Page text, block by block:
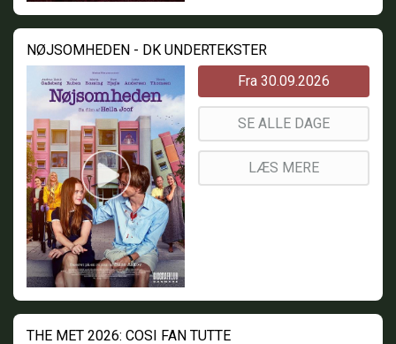
NØJSOMHEDEN - DK UNDERTEKSTER
Fra 30.09.2026
SE ALLE DAGE
LÆS MERE
THE MET 2026: COSI FAN TUTTE